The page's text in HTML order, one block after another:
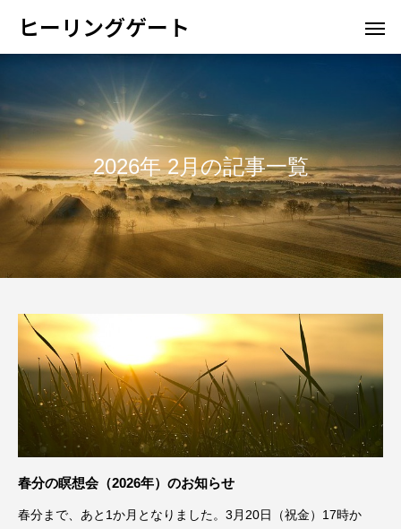
ヒーリングゲート
2026年 2月の記事一覧
春分の瞑想会（2026年）のお知らせ
春分まで、あと1か月となりました。3月20日（祝金）17時か